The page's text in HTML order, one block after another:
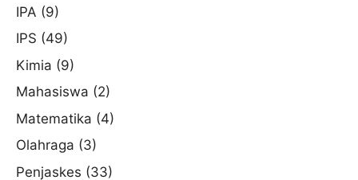
IPA (9)
IPS (49)
Kimia (9)
Mahasiswa (2)
Matematika (4)
Olahraga (3)
Penjaskes (33)